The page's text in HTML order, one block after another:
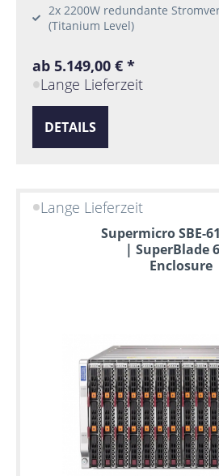
2x 2200W redundante
(Titanium Level)
ab 5.149,00 € *
Lange Lieferzeit
DETAILS
Lange Lieferzeit
Supermicro SBE-
| SuperBlade
Enclosure